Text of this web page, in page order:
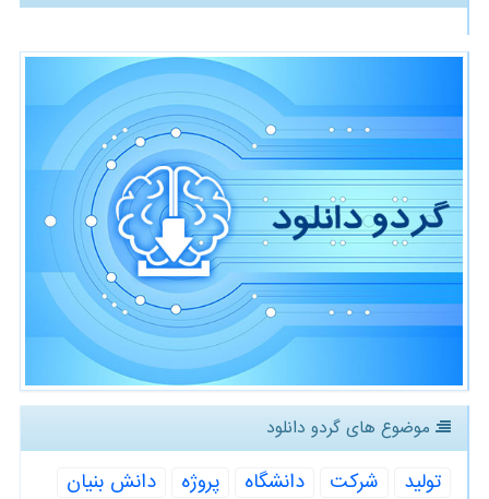
موضوع های گردو دانلود
تولید شركت دانشگاه پروژه
دانش بنیان